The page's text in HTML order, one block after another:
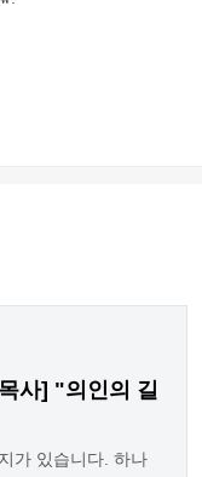
사] "의인의 길
가 있습니다. 하나